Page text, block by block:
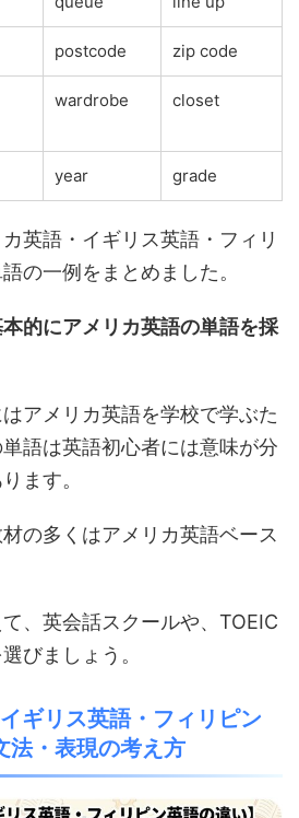
postcode zip code
wardrobe closet
year grade
英語・イギリス英語・フィリ
の一例をまとめました。
的にアメリカ英語の単語を採
アメリカ英語を学校で学ぶた
語は英語初心者には意味が分
ます。
の多くはアメリカ英語ベース
て、英会話スクールや、TOEIC
びましょう。
ギリス英語・フィリピン
法・表現の考え方